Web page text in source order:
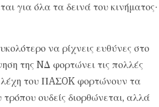
για όλα τα δεινά του κινήματος·
να ρίχνεις ευθύνες στο
της NΔ φορτώνει τις πολλές
του ΠAΣOK φορτώνουν τα
τρόπου ουδείς διορθώνεται, αλλά